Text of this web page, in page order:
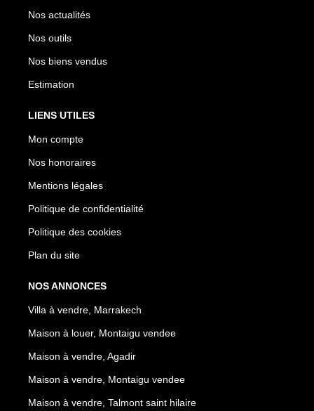
Nos actualités
Nos outils
Nos biens vendus
Estimation
LIENS UTILES
Mon compte
Nos honoraires
Mentions légales
Politique de confidentialité
Politique des cookies
Plan du site
NOS ANNONCES
Villa à vendre, Marrakech
Maison à louer, Montaigu vendee
Maison à vendre, Agadir
Maison à vendre, Montaigu vendee
Maison à vendre, Talmont saint hilaire